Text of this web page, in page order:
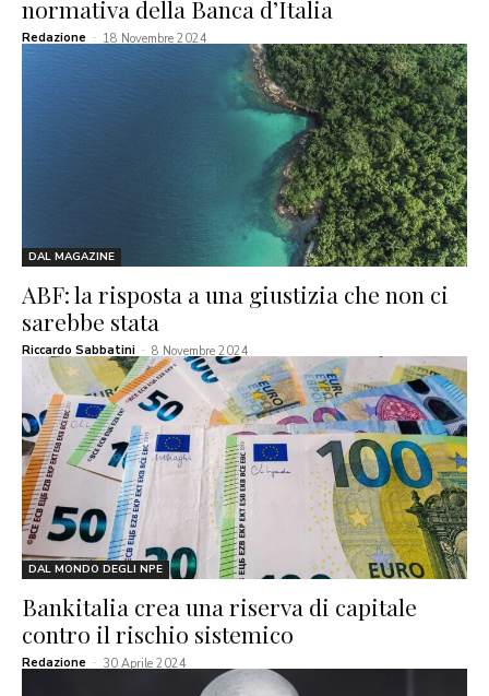
normativa della Banca d’Italia
Redazione - 18 Novembre 2024
DAL MAGAZINE
ABF: la risposta a una giustizia che non ci
sarebbe stata
Riccardo Sabbatini - 8 Novembre 2024
DAL MONDO DEGLI NPE
Bankitalia crea una riserva di capitale
contro il rischio sistemico
Redazione - 30 Aprile 2024